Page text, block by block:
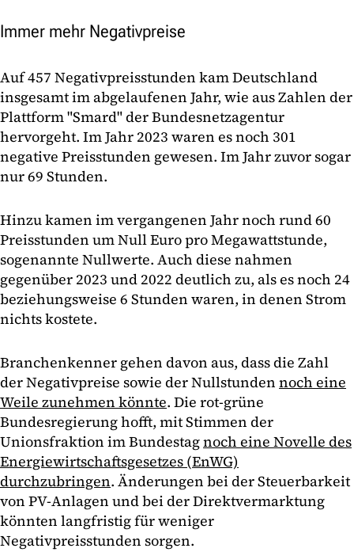
Immer mehr Negativpreise
Auf 457 Negativpreisstunden kam Deutschland
insgesamt im abgelaufenen Jahr, wie aus Zahlen der
Plattform "Smard" der Bundesnetzagentur
hervorgeht. Im Jahr 2023 waren es noch 301
negative Preisstunden gewesen. Im Jahr zuvor sogar
nur 69 Stunden.
Hinzu kamen im vergangenen Jahr noch rund 60
Preisstunden um Null Euro pro Megawattstunde,
sogenannte Nullwerte. Auch diese nahmen
gegenüber 2023 und 2022 deutlich zu, als es noch 24
beziehungsweise 6 Stunden waren, in denen Strom
nichts kostete.
Branchenkenner gehen davon aus, dass die Zahl
der Negativpreise sowie der Nullstunden noch eine
Weile zunehmen könnte. Die rot-grüne
Bundesregierung hofft, mit Stimmen der
Unionsfraktion im Bundestagnoch eine Novelle des
Energiewirtschaftsgesetzes (EnWG)
durchzubringen. Änderungen bei der Steuerbarkeit
von PV-Anlagen und bei der Direktvermarktung
könnten langfristig für weniger
Negativpreisstunden sorgen.